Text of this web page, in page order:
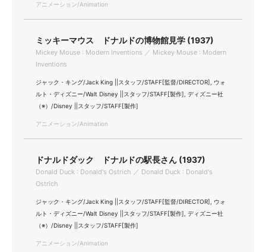
アニメーション/Animation
ミッキーマウス ドナルドの博物館見学 (1937)
Mickey Mouse : Modern Inventions ／ Mickey Mouse : Modern
Inventions
ジャック・キング/Jack King ||スタッフ/STAFF[監督/DIRECTOR], ウォ
ルト・ディズニー/Walt Disney ||スタッフ/STAFF[製作], ディズニー社
（※）/Disney ||スタッフ/STAFF[製作]
アニメーション/Animation
ドナルドダック ドナルドの駅長さん (1937)
Donald Duck : Donald's Ostrich ／ Donald Duck : Donald's
Ostrich
ジャック・キング/Jack King ||スタッフ/STAFF[監督/DIRECTOR], ウォ
ルト・ディズニー/Walt Disney ||スタッフ/STAFF[製作], ディズニー社
（※）/Disney ||スタッフ/STAFF[製作]
アニメーション/Animation